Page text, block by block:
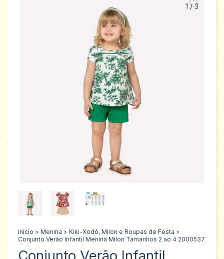
1 /3
Início > Menina > Kiki-Xodó, Milon e Roupas de Festa >
Conjunto Verão Infantil Menina Milon Tamanhos 2 ao 4 2000537